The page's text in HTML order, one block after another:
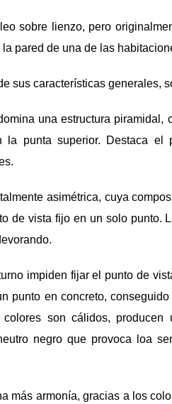
sobre lienzo, pero
pared de una de las
sus características generales,
una estructura piramidal,
punta superior. Destaca el
asimétrica, cuya
de vista fijo en un solo punto.
impiden fijar el punto de
punto en concreto,
son cálidos, producen
negro que provoca loa
más armonía, gracias a los